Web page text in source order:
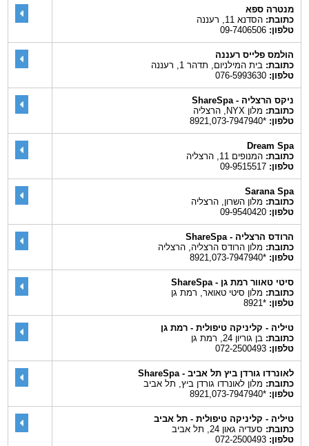
מנטרה ספא
כתובת:הסדנא 11, רעננה
טלפון:09-7406506
הולמס פלייס רעננה
כתובת:בית המילניום, תדהר 1, רעננה
טלפון:076-5993630‎
ניקס הרצליה - ShareSpa
כתובת:מלון NYX, הרצליה
טלפון:*8921,073-7947940
Dream Spa
כתובת:המנופים 11, הרצליה
טלפון:09-9515517
Sarana Spa
כתובת:מלון השרון, הרצליה
טלפון:09-9540420
הרודס הרצליה - ShareSpa
כתובת:מלון הרודס הרצליה, הרצליה
טלפון:*8921,073-7947940
סיטי טאוור רמת גן - ShareSpa
כתובת:מלון סיטי טאואר, רמת גן
טלפון:*8921
טיליה - קליניקה טיפולית - רמת גן
כתובת:בן גוריון 24, רמת גן
טלפון:072-2500493
לאונרדו גורדן ביץ תל אביב - ShareSpa
כתובת:מלון לאונרדו גורדן ביץ, תל אביב
טלפון:*8921,073-7947940
טיליה - קליניקה טיפולית - תל אביב
כתובת:סעדיה גאון 24, תל אביב
טלפון:072-2500493